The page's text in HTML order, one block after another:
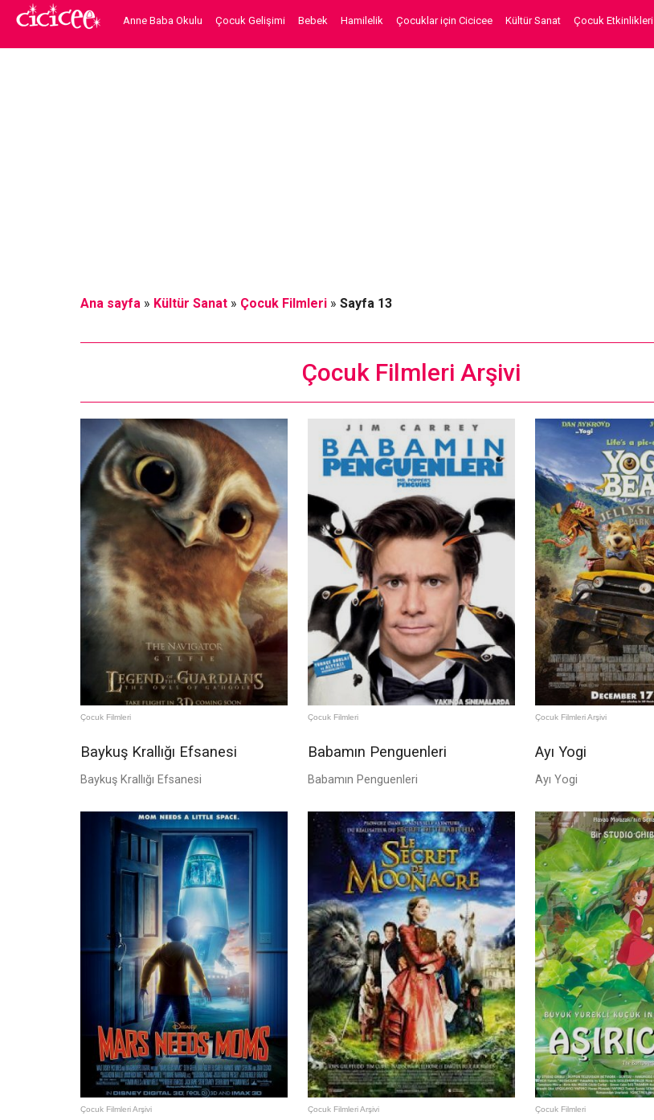
Anne Baba Okulu Çocuk Gelişimi Bebek Hamilelik Çocuklar için Cicicee Kültür Sanat Çocuk Etkinlikleri
Ana sayfa » Kültür Sanat » Çocuk Filmleri » Sayfa 13
Çocuk Filmleri Arşivi
Çocuk Filmleri
Baykuş Krallığı Efsanesi
Baykuş Krallığı Efsanesi
Çocuk Filmleri
Babamın Penguenleri
Babamın Penguenleri
Çocuk Filmleri Arşivi
Ayı Yogi
Ayı Yogi
Çocuk Filmleri Arşivi Çocuk Filmleri Arşivi Çocuk Filmleri